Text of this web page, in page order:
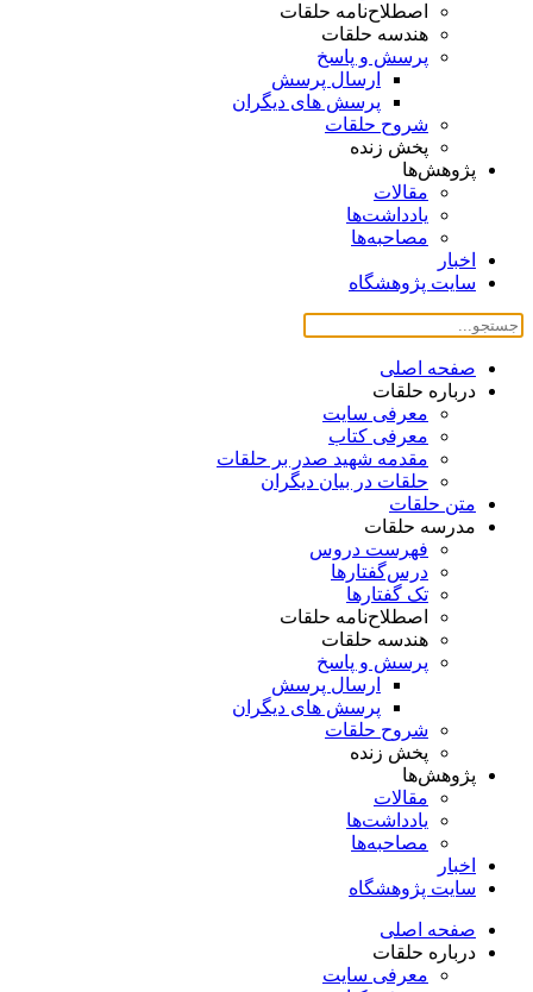
اصطلاح‌نامه حلقات
هندسه حلقات
پرسش و پاسخ
ارسال پرسش
پرسش های دیگران
شروح حلقات
پخش زنده
پژوهش‌ها
مقالات
یادداشت‌ها
مصاحبه‌ها
اخبار
سایت پژوهشگاه
صفحه اصلی
درباره حلقات
معرفی سایت
معرفی کتاب
مقدمه شهید صدر بر حلقات
حلقات در بیان دیگران
متن حلقات
مدرسه حلقات
فهرست دروس
درس‌گفتار‌ها
تک گفتارها
اصطلاح‌نامه حلقات
هندسه حلقات
پرسش و پاسخ
ارسال پرسش
پرسش های دیگران
شروح حلقات
پخش زنده
پژوهش‌ها
مقالات
یادداشت‌ها
مصاحبه‌ها
اخبار
سایت پژوهشگاه
صفحه اصلی
درباره حلقات
معرفی سایت